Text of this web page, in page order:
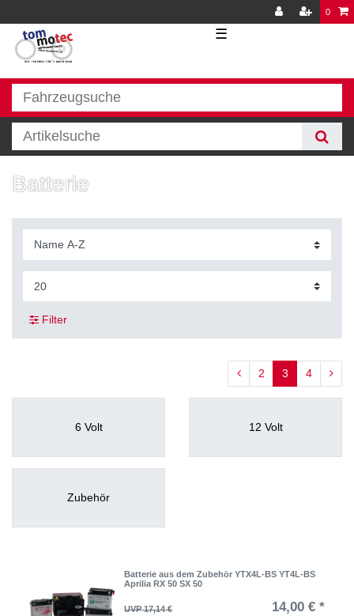
0
☰
Batterie
Filter
2 3 4
6 Volt 12 Volt
Zubehör
Batterie aus dem Zubehör YTX4L-BS YT4L-BS
Aprilia RX 50 SX 50
UVP 17,14 € 14,00 € *